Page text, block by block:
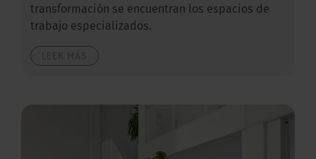
transformación se encuentran los espacios de
trabajo especializados.